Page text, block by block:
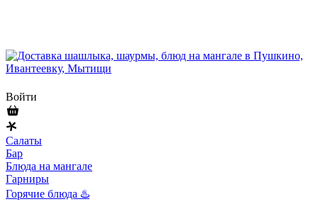
Войти
Салаты
Бар
Блюда на мангале
Гарниры
Горячие блюда ♨️